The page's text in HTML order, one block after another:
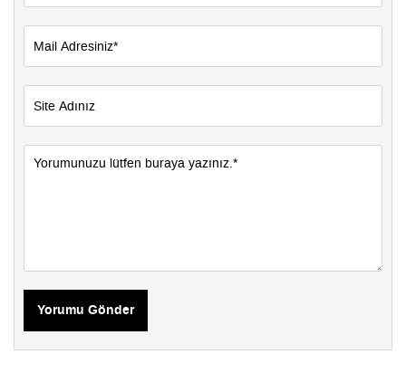
Yorumu Gönder